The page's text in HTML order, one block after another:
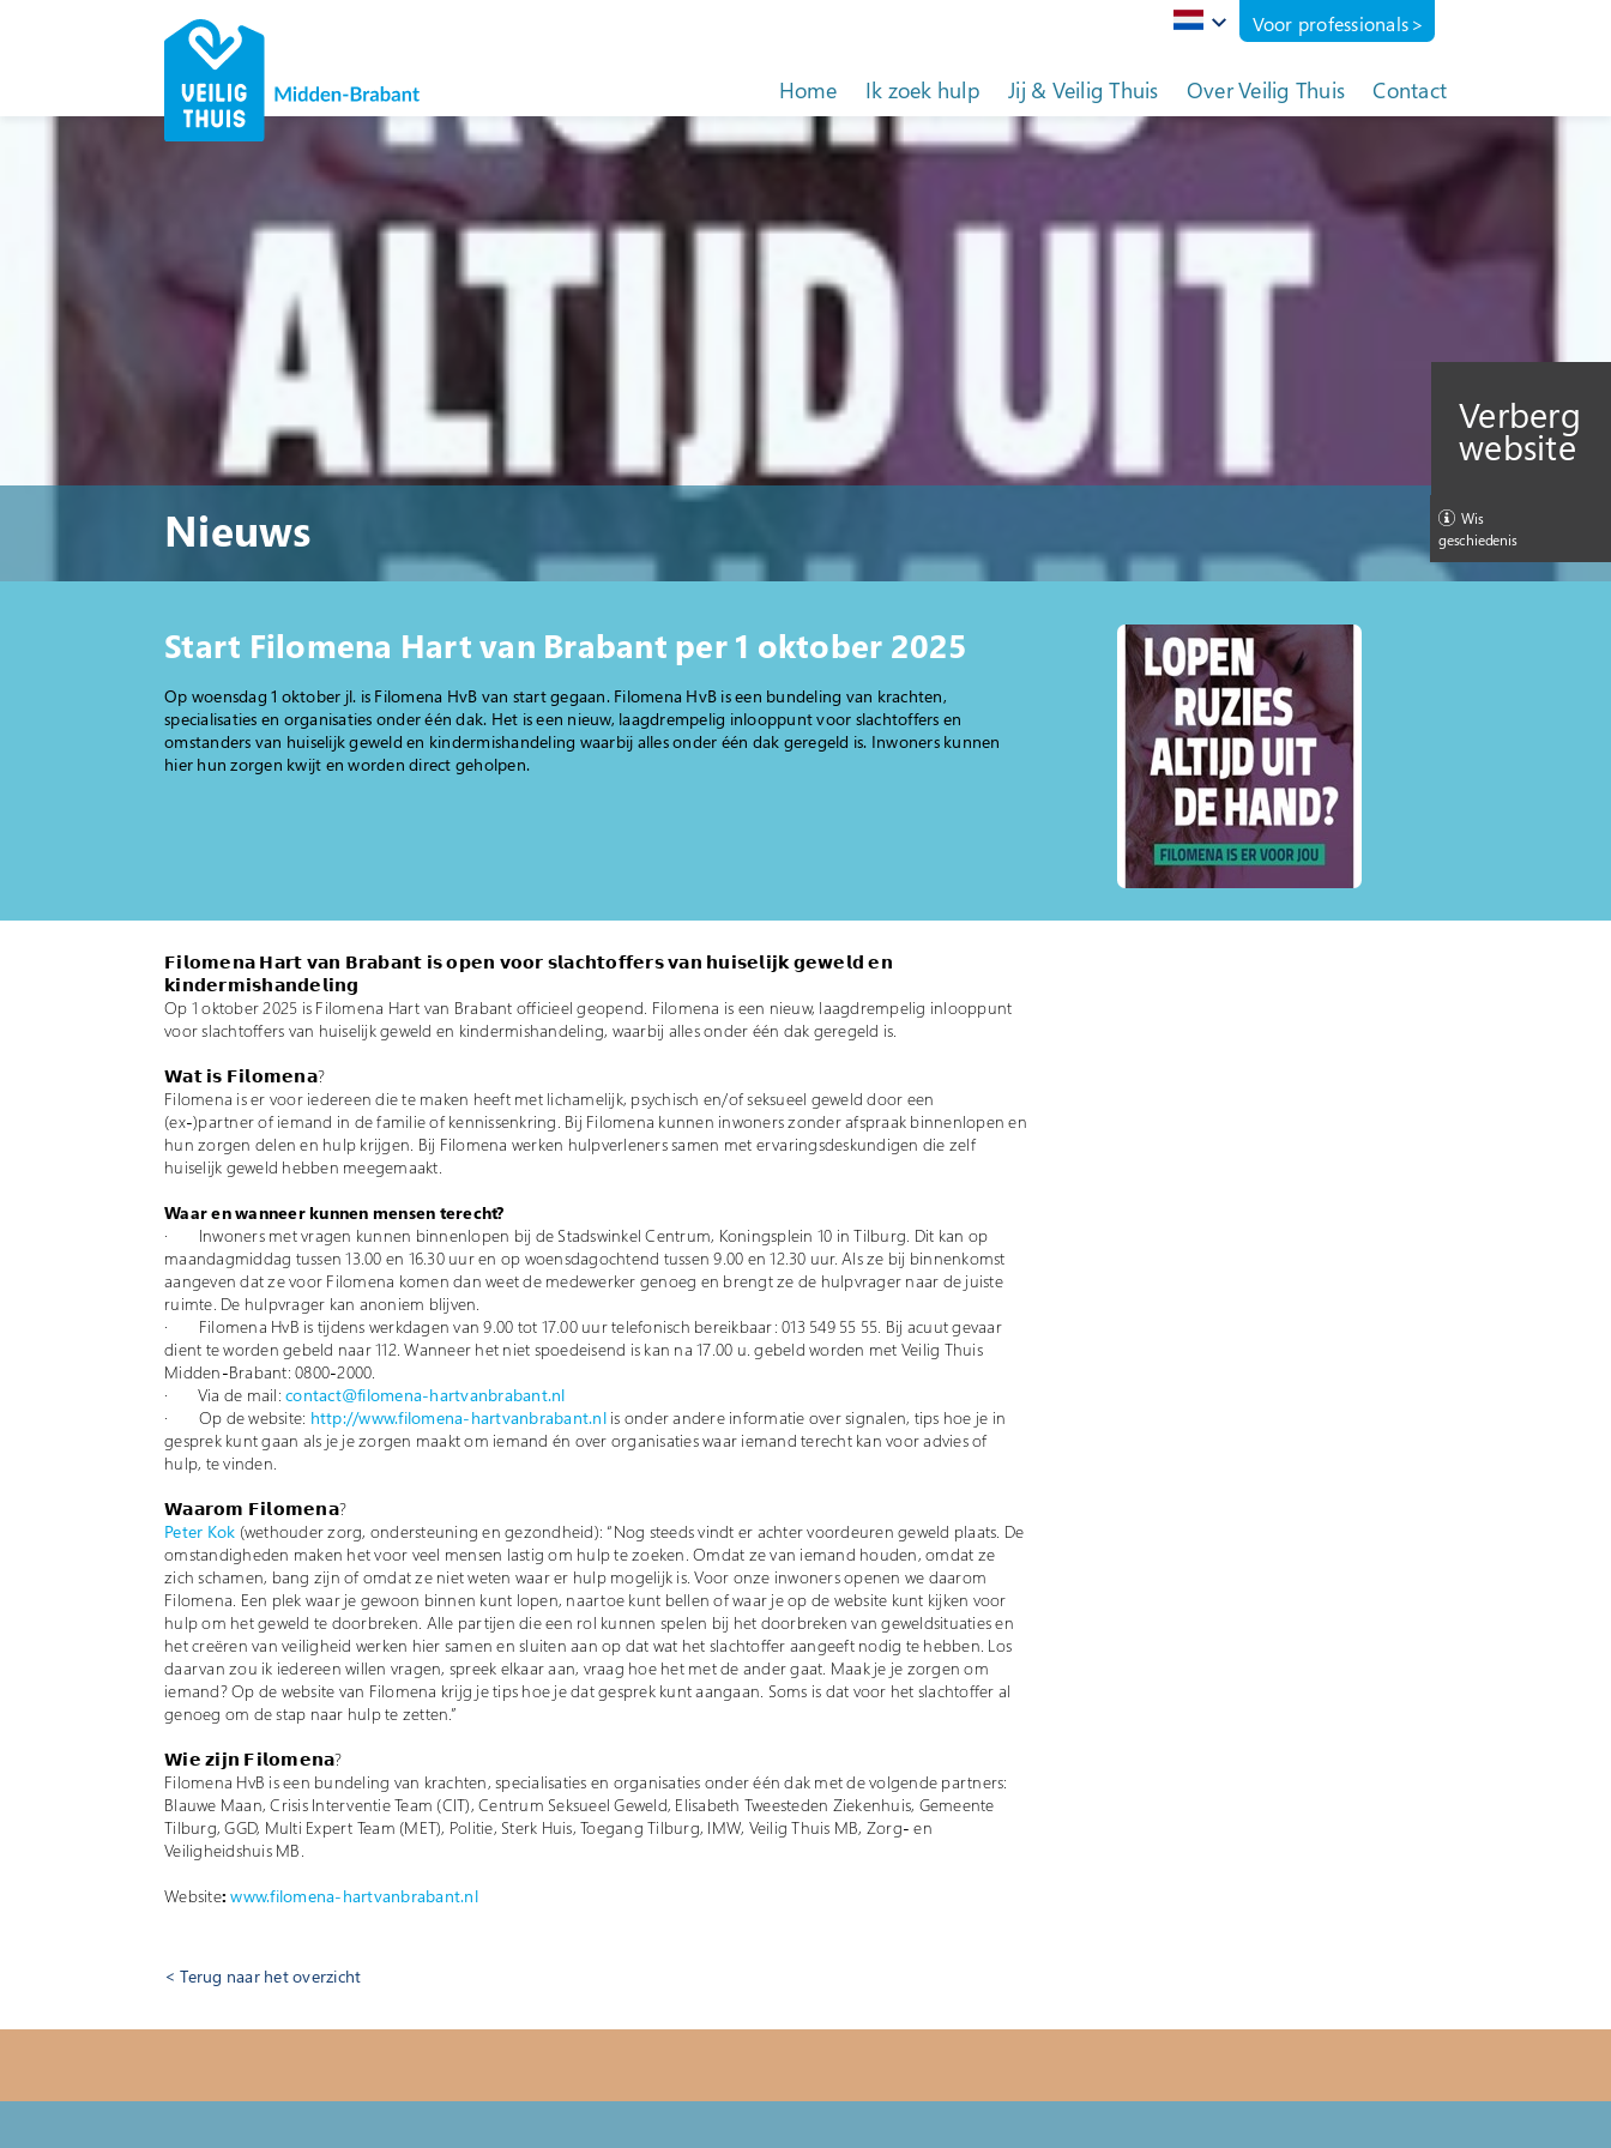
Voor professionals
Home Ik zoek hulp Jij & Veilig Thuis Over Veilig Thuis Contact
Nieuws
Verberg
website
Wis
geschiedenis
Start Filomena Hart van Brabant per 1 oktober 2025
Op woensdag 1 oktober jl. is Filomena HvB van start gegaan. Filomena HvB is een bundeling van krachten,
specialisaties en organisaties onder één dak. Het is een nieuw, laagdrempelig inlooppunt voor slachtoffers en
omstanders van huiselijk geweld en kindermishandeling waarbij alles onder één dak geregeld is. Inwoners kunnen
hier hun zorgen kwijt en worden direct geholpen.
𝗙𝗶𝗹𝗼𝗺𝗲𝗻𝗮 𝗛𝗮𝗿𝘁 𝘃𝗮𝗻 𝗕𝗿𝗮𝗯𝗮𝗻𝘁 𝗶𝘀 𝗼𝗽𝗲𝗻 𝘃𝗼𝗼𝗿 𝘀𝗹𝗮𝗰𝗵𝘁𝗼𝗳𝗳𝗲𝗿𝘀 𝘃𝗮𝗻 𝗵𝘂𝗶𝘀𝗲𝗹𝗶𝗷𝗸 𝗴𝗲𝘄𝗲𝗹𝗱 𝗲𝗻
𝗸𝗶𝗻𝗱𝗲𝗿𝗺𝗶𝘀𝗵𝗮𝗻𝗱𝗲𝗹𝗶𝗻𝗴
Op 1 oktober 2025 is Filomena Hart van Brabant officieel geopend. Filomena is een nieuw, laagdrempelig inlooppunt
voor slachtoffers van huiselijk geweld en kindermishandeling, waarbij alles onder één dak geregeld is.
𝗪𝗮𝘁 𝗶𝘀 𝗙𝗶𝗹𝗼𝗺𝗲𝗻𝗮?
Filomena is er voor iedereen die te maken heeft met lichamelijk, psychisch en/of seksueel geweld door een
(ex-)partner of iemand in de familie of kennissenkring. Bij Filomena kunnen inwoners zonder afspraak binnenlopen en
hun zorgen delen en hulp krijgen. Bij Filomena werken hulpverleners samen met ervaringsdeskundigen die zelf
huiselijk geweld hebben meegemaakt.
Waar en wanneer kunnen mensen terecht?
· Inwoners met vragen kunnen binnenlopen bij de Stadswinkel Centrum, Koningsplein 10 in Tilburg. Dit kan op
maandagmiddag tussen 13.00 en 16.30 uur en op woensdagochtend tussen 9.00 en 12.30 uur. Als ze bij binnenkomst
aangeven dat ze voor Filomena komen dan weet de medewerker genoeg en brengt ze de hulpvrager naar de juiste
ruimte. De hulpvrager kan anoniem blijven.
· Filomena HvB is tijdens werkdagen van 9.00 tot 17.00 uur telefonisch bereikbaar: 013 549 55 55. Bij acuut gevaar
dient te worden gebeld naar 112. Wanneer het niet spoedeisend is kan na 17.00 u. gebeld worden met Veilig Thuis
Midden-Brabant: 0800-2000.
· Via de mail: contact@filomena-hartvanbrabant.nl
· Op de website: http://www.filomena-hartvanbrabant.nl is onder andere informatie over signalen, tips hoe je in
gesprek kunt gaan als je je zorgen maakt om iemand én over organisaties waar iemand terecht kan voor advies of
hulp, te vinden.
𝗪𝗮𝗮𝗿𝗼𝗺 𝗙𝗶𝗹𝗼𝗺𝗲𝗻𝗮?
Peter Kok (wethouder zorg, ondersteuning en gezondheid): “Nog steeds vindt er achter voordeuren geweld plaats. De
omstandigheden maken het voor veel mensen lastig om hulp te zoeken. Omdat ze van iemand houden, omdat ze
zich schamen, bang zijn of omdat ze niet weten waar er hulp mogelijk is. Voor onze inwoners openen we daarom
Filomena. Een plek waar je gewoon binnen kunt lopen, naartoe kunt bellen of waar je op de website kunt kijken voor
hulp om het geweld te doorbreken. Alle partijen die een rol kunnen spelen bij het doorbreken van geweldsituaties en
het creëren van veiligheid werken hier samen en sluiten aan op dat wat het slachtoffer aangeeft nodig te hebben. Los
daarvan zou ik iedereen willen vragen, spreek elkaar aan, vraag hoe het met de ander gaat. Maak je je zorgen om
iemand? Op de website van Filomena krijg je tips hoe je dat gesprek kunt aangaan. Soms is dat voor het slachtoffer al
genoeg om de stap naar hulp te zetten.”
𝗪𝗶𝗲 𝘇𝗶𝗷𝗻 𝗙𝗶𝗹𝗼𝗺𝗲𝗻𝗮?
Filomena HvB is een bundeling van krachten, specialisaties en organisaties onder één dak met de volgende partners:
Blauwe Maan, Crisis Interventie Team (CIT), Centrum Seksueel Geweld, Elisabeth Tweesteden Ziekenhuis, Gemeente
Tilburg, GGD, Multi Expert Team (MET), Politie, Sterk Huis, Toegang Tilburg, IMW, Veilig Thuis MB, Zorg- en
Veiligheidshuis MB.
Website:www.filomena-hartvanbrabant.nl
Terug naar het overzicht